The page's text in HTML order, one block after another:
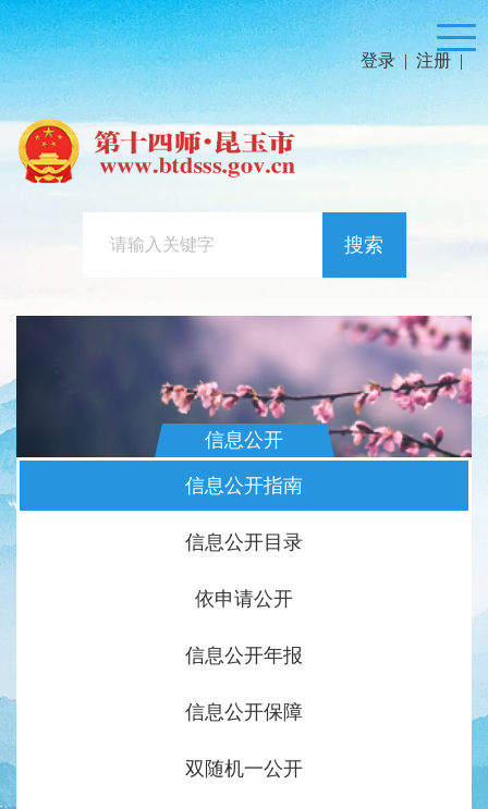
登录 | 注册 |
搜索
信息公开
信息公开指南
信息公开目录
依申请公开
信息公开年报
信息公开保障
双随机一公开